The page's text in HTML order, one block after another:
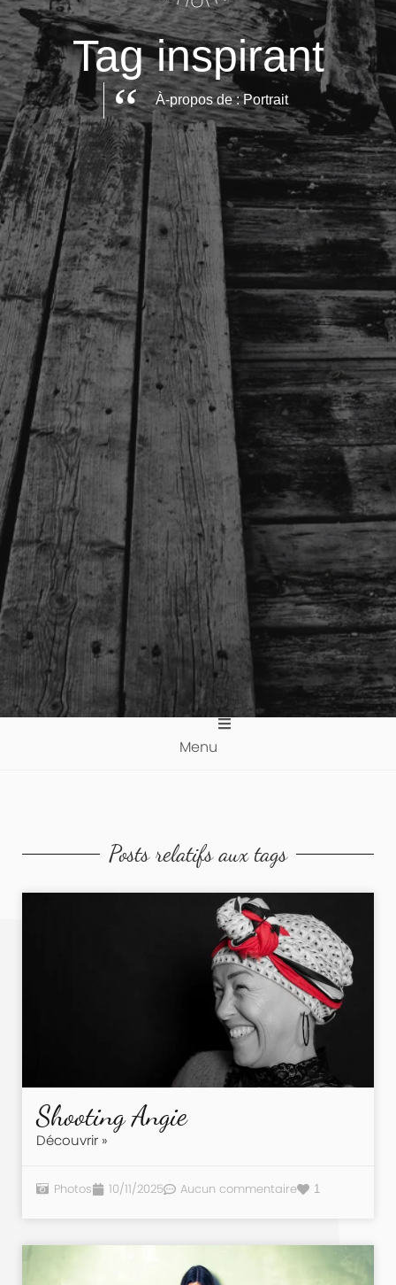
Tag inspirant
À-propos de : Portrait
Menu
Posts relatifs aux tags
Shooting Angie
Découvrir »
Photos 10/11/2025 Aucun commentaire 1